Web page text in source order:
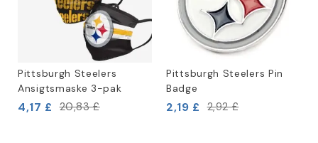
Pittsburgh Steelers
Ansigtsmaske 3-pak
4,17 £ 20,83 £
Pittsburgh Steelers Pin
Badge
2,19 £ 2,92 £